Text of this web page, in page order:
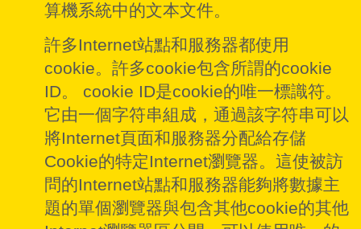
算機系統中的文本文件。
許多Internet站點和服務器都使用
cookie。許多cookie包含所謂的cookie
ID。 cookie ID是cookie的唯一標識符。
它由一個字符串組成，通過該字符串可以
將Internet頁面和服務器分配給存儲
Cookie的特定Internet瀏覽器。這使被訪
問的Internet站點和服務器能夠將數據主
題的單個瀏覽器與包含其他cookie的其他